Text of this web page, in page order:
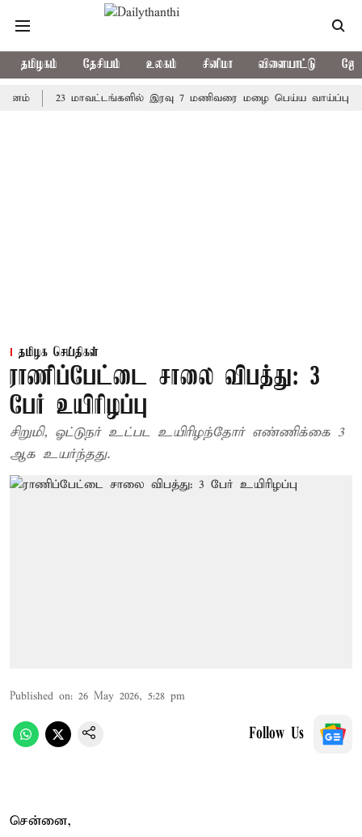
தமிழகம் தேசியம் உலகம் சினிமா விளையாட்டு
23 மாவட்டங்களில் இரவு 7 மணிவரை மழை பெய்ய வாய்ப்பு
தமிழக செய்திகள்
ராணிப்பேட்டை சாலை விபத்து: 3
பேர் உயிரிழப்பு
சிறுமி, ஓட்டுநர் உட்பட உயிரிழந்தோர் எண்ணிக்கை 3
ஆக உயர்ந்தது.
Published on: 26 May 2026, 5:28 pm
Follow Us
சென்னை,